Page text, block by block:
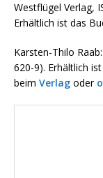
Westflügel Verlag,
Erhältlich ist das
Karsten-Thilo Raab:
620-9). Erhältlich
beim Verlag oder